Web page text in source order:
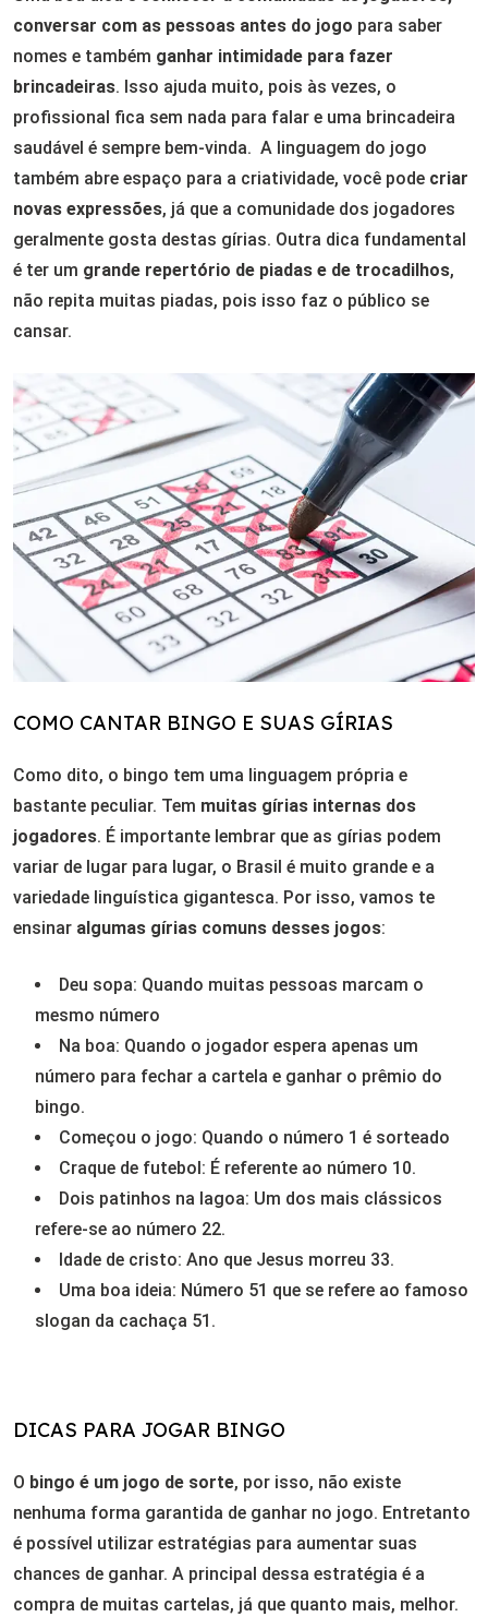
conversar com as pessoas antes do jogo para saber
nomes e também ganhar intimidade para fazer
brincadeiras. Isso ajuda muito, pois às vezes, o
profissional fica sem nada para falar e uma brincadeira
saudável é sempre bem-vinda. A linguagem do jogo
também abre espaço para a criatividade, você pode criar
novas expressões, já que a comunidade dos jogadores
geralmente gosta destas gírias. Outra dica fundamental
é ter um grande repertório de piadas e de trocadilhos,
não repita muitas piadas, pois isso faz o público se
cansar.
COMO CANTAR BINGO E SUAS GÍRIAS
Como dito, o bingo tem uma linguagem própria e
bastante peculiar. Tem muitas gírias internas dos
jogadores. É importante lembrar que as gírias podem
variar de lugar para lugar, o Brasil é muito grande e a
variedade linguística gigantesca. Por isso, vamos te
ensinar algumas gírias comuns desses jogos:
Deu sopa: Quando muitas pessoas marcam o
mesmo número
Na boa: Quando o jogador espera apenas um
número para fechar a cartela e ganhar o prêmio do
bingo.
Começou o jogo: Quando o número 1 é sorteado
Craque de futebol: É referente ao número 10.
Dois patinhos na lagoa: Um dos mais clássicos
refere-se ao número 22.
Idade de cristo: Ano que Jesus morreu 33.
Uma boa ideia: Número 51 que se refere ao famoso
slogan da cachaça 51.
DICAS PARA JOGAR BINGO
O bingo é um jogo de sorte, por isso, não existe
nenhuma forma garantida de ganhar no jogo. Entretanto
é possível utilizar estratégias para aumentar suas
chances de ganhar. A principal dessa estratégia é a
compra de muitas cartelas, já que quanto mais, melhor.